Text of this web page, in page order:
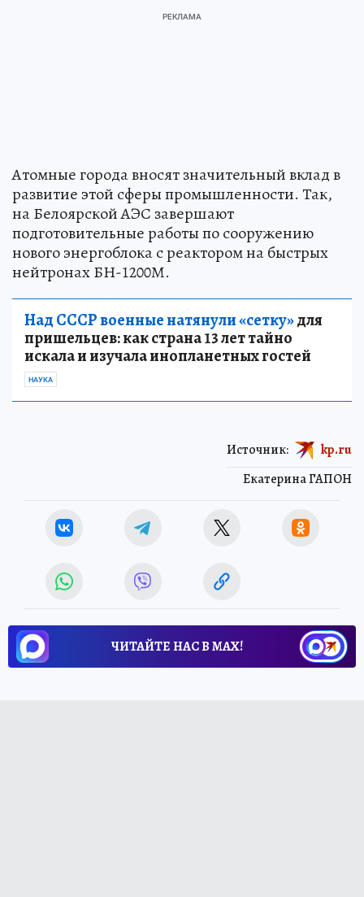
Атомные города вносят значительный вклад в
развитие этой сферы промышленности. Так,
на Белоярской АЭС завершают
подготовительные работы по сооружению
нового энергоблока с реактором на быстрых
нейтронах БН-1200М.
Над СССР военные натянули «сетку»для
пришельцев: как страна 13 лет тайно
искала и изучала инопланетных гостей
НАУКА
Екатерина ГАПОН
Источник: kp.ru
ЧИТАЙТЕ НАС В МАХ!